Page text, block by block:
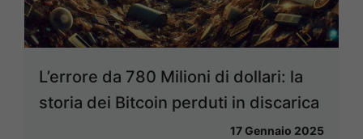
L’errore da 780 Milioni di dollari: la
storia dei Bitcoin perduti in discarica
17 Gennaio 2025